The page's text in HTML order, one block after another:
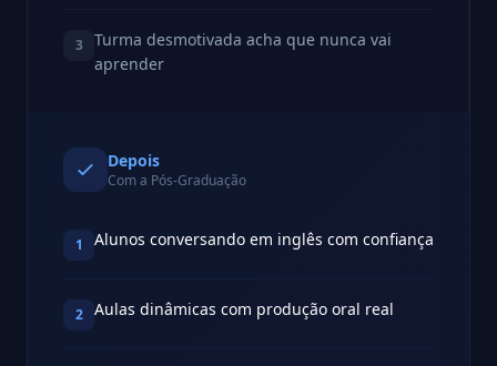
3
Turma desmotivada acha que nunca vai
aprender
Depois
Com a Pós-Graduação
1 Alunos conversando em inglês com confiança
2 Aulas dinâmicas com produção oral real